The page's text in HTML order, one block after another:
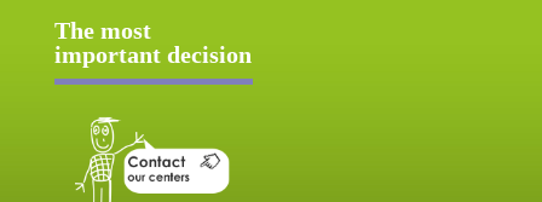
The most
important decision